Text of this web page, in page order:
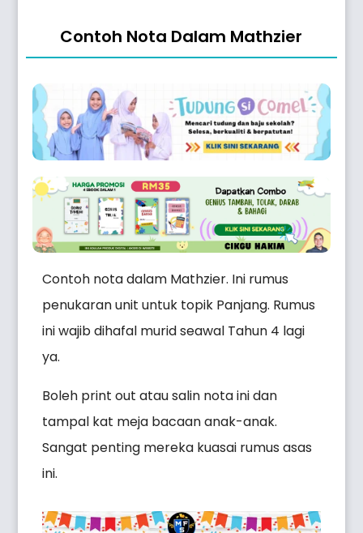
Contoh Nota Dalam Mathzier
Contoh nota dalam Mathzier. Ini rumus
penukaran unit untuk topik Panjang. Rumus
ini wajib dihafal murid seawal Tahun 4 lagi
ya.
Boleh print out atau salin nota ini dan
tampal kat meja bacaan anak-anak.
Sangat penting mereka kuasai rumus asas
ini.